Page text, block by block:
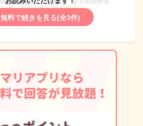
無料で続きを見る(全3件)